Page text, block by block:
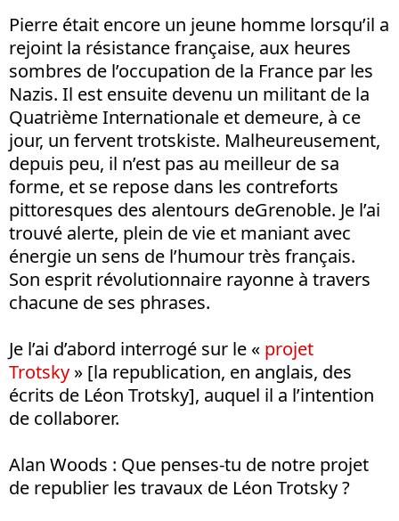
Pierre était encore un jeune homme lorsqu’il a
rejoint la résistance française, aux heures
sombres de l’occupation de la France par les
Nazis. Il est ensuite devenu un militant de la
Quatrième Internationale et demeure, à ce
jour, un fervent trotskiste. Malheureusement,
depuis peu, il n’est pas au meilleur de sa
forme, et se repose dans les contreforts
pittoresques des alentours deGrenoble. Je l’ai
trouvé alerte, plein de vie et maniant avec
énergie un sens de l’humour très français.
Son esprit révolutionnaire rayonne à travers
chacune de ses phrases.
Je l’ai d’abord interrogé sur le « projet
Trotsky » [la republication, en anglais, des
écrits de Léon Trotsky], auquel il a l’intention
de collaborer.
Alan Woods : Que penses-tu de notre projet
de republier les travaux de Léon Trotsky ?